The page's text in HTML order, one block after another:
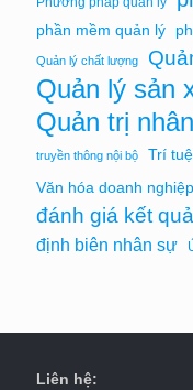
phần mềm quản lý
Quản lý chất lượng
Quản lý sản
Quản trị
truyền thông nội bộ Trí
Văn hóa doanh nghiệp
đánh giá kết quả
định biên nhân sự
Liên hệ: